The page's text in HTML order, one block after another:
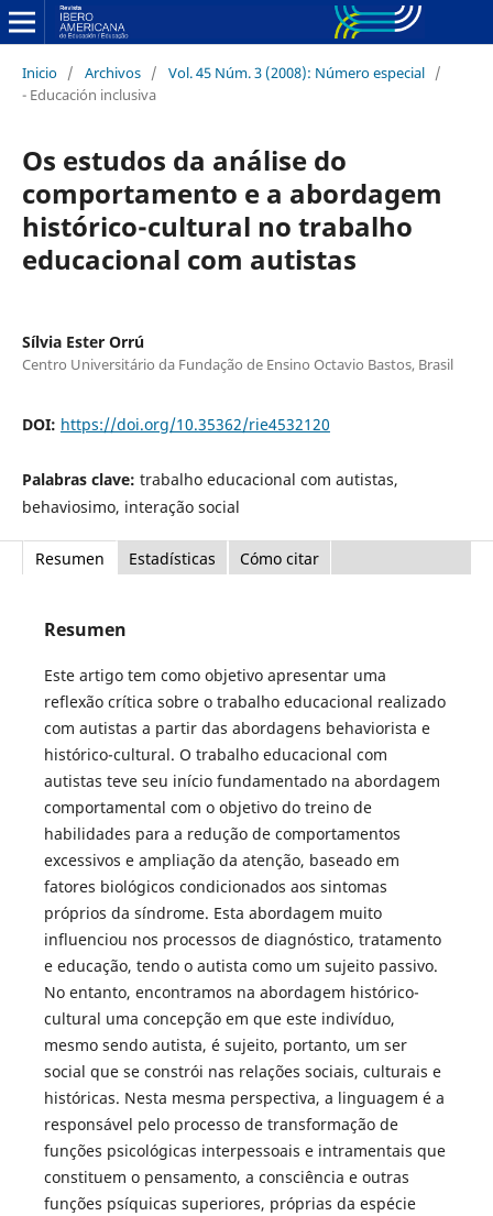
Inicio / Archivos / Vol. 45 Núm. 3 (2008): Número especial /
- Educación inclusiva
Os estudos da análise do
comportamento e a abordagem
histórico-cultural no trabalho
educacional com autistas
Sílvia Ester Orrú
Centro Universitário da Fundação de Ensino Octavio Bastos, Brasil
DOI: https://doi.org/10.35362/rie4532120
Palabras clave: trabalho educacional com autistas,
behaviosimo, interação social
Resumen Estadísticas Cómo citar
Resumen
Este artigo tem como objetivo apresentar uma
reflexão crítica sobre o trabalho educacional realizado
com autistas a partir das abordagens behaviorista e
histórico-cultural. O trabalho educacional com
autistas teve seu início fundamentado na abordagem
comportamental com o objetivo do treino de
habilidades para a redução de comportamentos
excessivos e ampliação da atenção, baseado em
fatores biológicos condicionados aos sintomas
próprios da síndrome. Esta abordagem muito
influenciou nos processos de diagnóstico, tratamento
e educação, tendo o autista como um sujeito passivo.
No entanto, encontramos na abordagem histórico-
cultural uma concepção em que este indivíduo,
mesmo sendo autista, é sujeito, portanto, um ser
social que se constrói nas relações sociais, culturais e
históricas. Nesta mesma perspectiva, a linguagem é a
responsável pelo processo de transformação de
funções psicológicas interpessoais e intramentais que
constituem o pensamento, a consciência e outras
funções psíquicas superiores, próprias da espécie